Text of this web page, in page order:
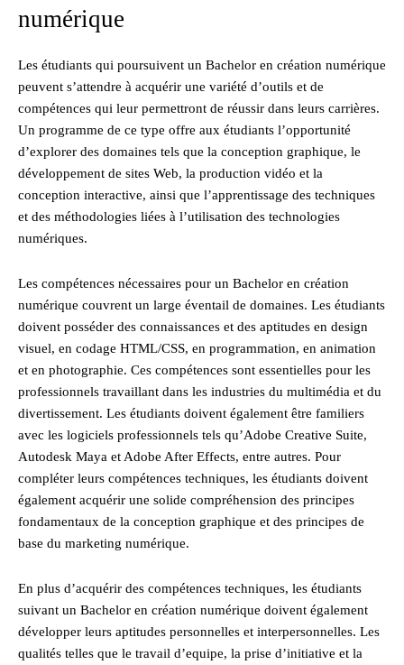
numérique
Les étudiants qui poursuivent un Bachelor en création numérique
peuvent s’attendre à acquérir une variété d’outils et de
compétences qui leur permettront de réussir dans leurs carrières.
Un programme de ce type offre aux étudiants l’opportunité
d’explorer des domaines tels que la conception graphique, le
développement de sites Web, la production vidéo et la
conception interactive, ainsi que l’apprentissage des techniques
et des méthodologies liées à l’utilisation des technologies
numériques.
Les compétences nécessaires pour un Bachelor en création
numérique couvrent un large éventail de domaines. Les étudiants
doivent posséder des connaissances et des aptitudes en design
visuel, en codage HTML/CSS, en programmation, en animation
et en photographie. Ces compétences sont essentielles pour les
professionnels travaillant dans les industries du multimédia et du
divertissement. Les étudiants doivent également être familiers
avec les logiciels professionnels tels qu’Adobe Creative Suite,
Autodesk Maya et Adobe After Effects, entre autres. Pour
compléter leurs compétences techniques, les étudiants doivent
également acquérir une solide compréhension des principes
fondamentaux de la conception graphique et des principes de
base du marketing numérique.
En plus d’acquérir des compétences techniques, les étudiants
suivant un Bachelor en création numérique doivent également
développer leurs aptitudes personnelles et interpersonnelles. Les
qualités telles que le travail d’equipe, la prise d’initiative et la